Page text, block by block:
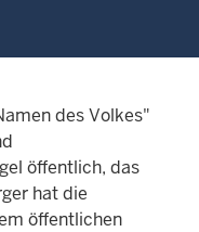
des Volkes"
öffentlich, das
hat die
öffentlichen